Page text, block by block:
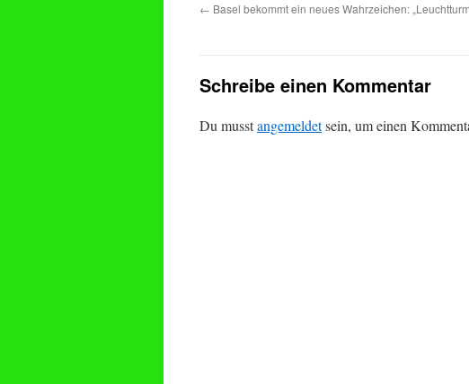
← Basel bekommt ein neues Wahrzeichen:
Schreibe einen Kommentar
Du musstangemeldetsein, um einen